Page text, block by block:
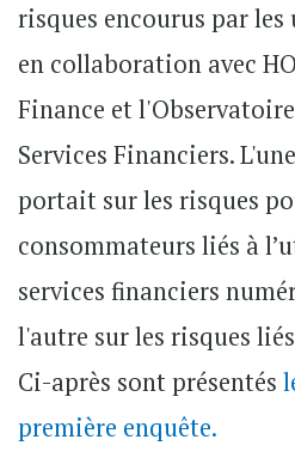
risques encourus par
en collaboration avec
Finance et
Services Financiers.
portait sur les risques
consommateurs liés à
services financiers
l'autre sur les risques
Ci-après sont présentés
première enquête.